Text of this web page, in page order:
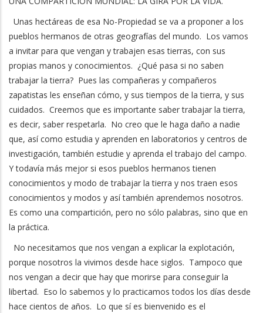
Unas hectáreas de esa No-Propiedad se va a proponer a los
pueblos hermanos de otras geografías del mundo. Los vamos
a invitar para que vengan y trabajen esas tierras, con sus
propias manos y conocimientos. ¿Qué pasa si no saben
trabajar la tierra? Pues las compañeras y compañeros
zapatistas les enseñan cómo, y sus tiempos de la tierra, y sus
cuidados. Creemos que es importante saber trabajar la tierra,
es decir, saber respetarla. No creo que le haga daño a nadie
que, así como estudia y aprenden en laboratorios y centros de
investigación, también estudie y aprenda el trabajo del campo.
Y todavía más mejor si esos pueblos hermanos tienen
conocimientos y modo de trabajar la tierra y nos traen esos
conocimientos y modos y así también aprendemos nosotros.
Es como una compartición, pero no sólo palabras, sino que en
la práctica.
No necesitamos que nos vengan a explicar la explotación,
porque nosotros la vivimos desde hace siglos. Tampoco que
nos vengan a decir que hay que morirse para conseguir la
libertad. Eso lo sabemos y lo practicamos todos los días desde
hace cientos de años. Lo que sí es bienvenido es el